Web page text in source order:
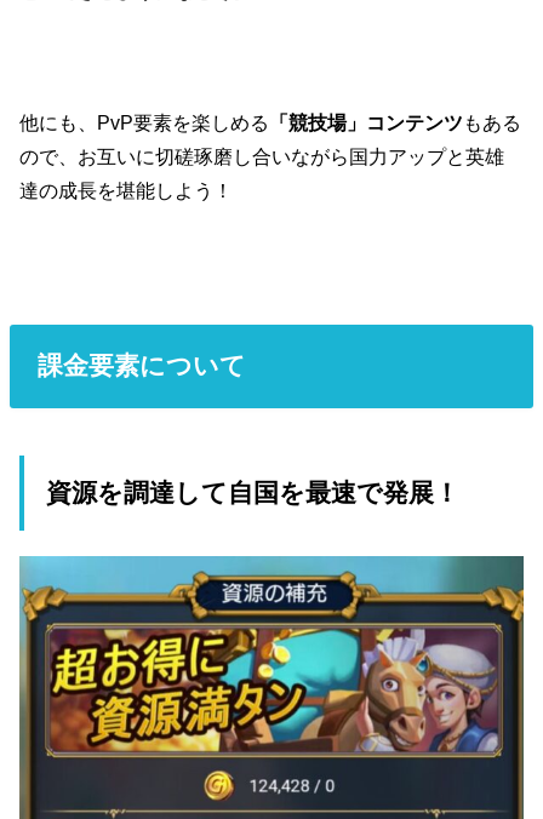
他にも、PvP要素を楽しめる 「競技場」コンテンツ もある
ので、お互いに切磋琢磨し合いながら国力アップと英雄
達の成長を堪能しよう！
課金要素について
資源を調達して自国を最速で発展！